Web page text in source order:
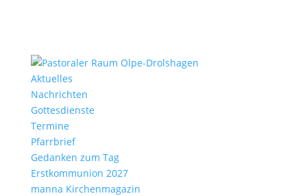
Aktu­elles
Nach­richten
Gottes­dienste
Termine
Pfarr­brief
Gedanken zum Tag
Erst­kom­mu­nion 2027
manna Kirchen­ma­gazin